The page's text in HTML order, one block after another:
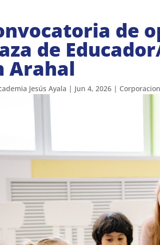
de
de
Arahal
Jesús Ayala | Jun 4, 2026|